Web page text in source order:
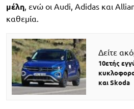
μέλη, ενώ οι Audi, Adidas και
καθεμία.
Δείτε
10ετής
και Skoda